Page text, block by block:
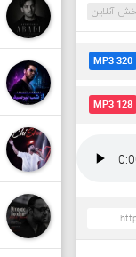
آنلاین
MP3 320
MP3 128